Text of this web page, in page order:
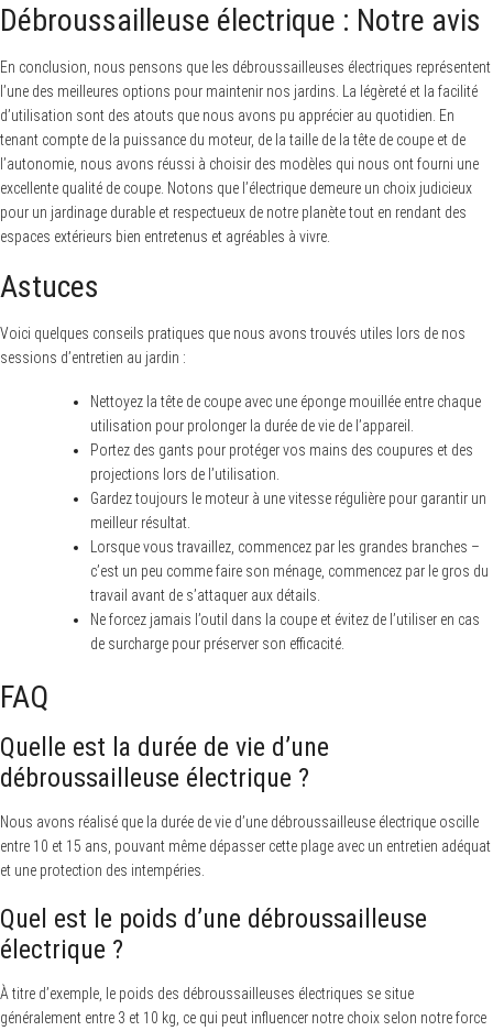
Débroussailleuse électrique : Notre avis
En conclusion, nous pensons que les débroussailleuses électriques représentent
l’une des meilleures options pour maintenir nos jardins. La légèreté et la facilité
d’utilisation sont des atouts que nous avons pu apprécier au quotidien. En
tenant compte de la puissance du moteur, de la taille de la tête de coupe et de
l’autonomie, nous avons réussi à choisir des modèles qui nous ont fourni une
excellente qualité de coupe. Notons que l’électrique demeure un choix judicieux
pour un jardinage durable et respectueux de notre planète tout en rendant des
espaces extérieurs bien entretenus et agréables à vivre.
Astuces
Voici quelques conseils pratiques que nous avons trouvés utiles lors de nos
sessions d’entretien au jardin :
Nettoyez la tête de coupe avec une éponge mouillée entre chaque
utilisation pour prolonger la durée de vie de l’appareil.
Portez des gants pour protéger vos mains des coupures et des
projections lors de l’utilisation.
Gardez toujours le moteur à une vitesse régulière pour garantir un
meilleur résultat.
Lorsque vous travaillez, commencez par les grandes branches –
c’est un peu comme faire son ménage, commencez par le gros du
travail avant de s’attaquer aux détails.
Ne forcez jamais l’outil dans la coupe et évitez de l’utiliser en cas
de surcharge pour préserver son efficacité.
FAQ
Quelle est la durée de vie d’une
débroussailleuse électrique ?
Nous avons réalisé que la durée de vie d’une débroussailleuse électrique oscille
entre 10 et 15 ans, pouvant même dépasser cette plage avec un entretien adéquat
et une protection des intempéries.
Quel est le poids d’une débroussailleuse
électrique ?
À titre d’exemple, le poids des débroussailleuses électriques se situe
généralement entre 3 et 10 kg, ce qui peut influencer notre choix selon notre force